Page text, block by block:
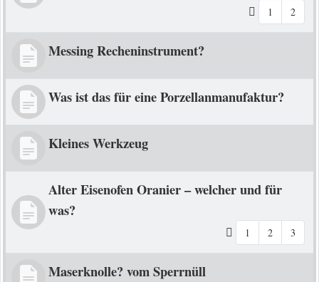
1 2
Messing Recheninstrument?
Was ist das für eine Porzellanmanufaktur?
Kleines Werkzeug
Alter Eisenofen Oranier – welcher und für
was?
1 2 3
Maserknolle? vom Sperrnüll